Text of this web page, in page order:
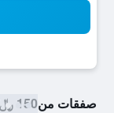
صفقات من150 ﷼